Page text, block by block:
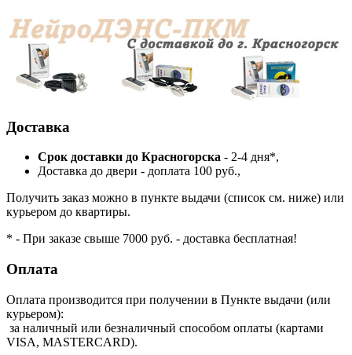
Доставка
Cрок доставки до Красногорска - 2-4 дня*,
Доставка до двери - доплата 100 руб.,
Получить заказ можно в пункте выдачи (список см. ниже) или
курьером до квартиры.
* - При заказе свыше 7000 руб. - доставка бесплатная!
Оплата
Оплата производится при получении в Пункте выдачи (или
курьером):
за наличный или безналичный способом оплаты (картами
VISA, MASTERCARD).